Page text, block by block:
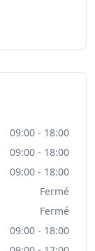
09:00 - 18:00
09:00 - 18:00
09:00 - 18:00
Fermé
Fermé
09:00 - 18:00